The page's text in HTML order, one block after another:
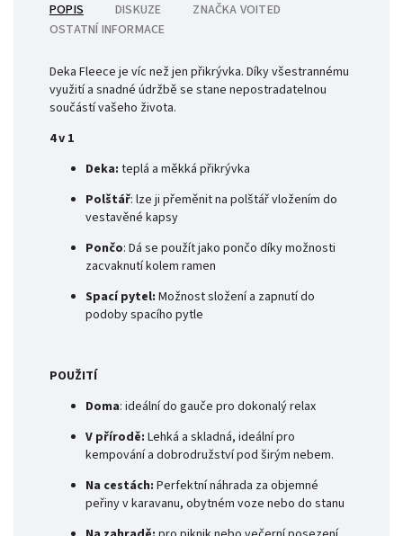
POPIS DISKUZE ZNAČKA VOITED
OSTATNÍ INFORMACE
Deka Fleece je víc než jen přikrývka. Díky všestrannému
využití a snadné údržbě se stane nepostradatelnou
součástí vašeho života.
4 v 1
Deka: teplá a měkká přikrývka
Polštář: lze ji přeměnit na polštář vložením do
vestavěné kapsy
Pončo: Dá se použít jako pončo díky možnosti
zacvaknutí kolem ramen
Spací pytel: Možnost složení a zapnutí do
podoby spacího pytle
POUŽITÍ
Doma: ideální do gauče pro dokonalý relax
V přírodě: Lehká a skladná, ideální pro
kempování a dobrodružství pod širým nebem.
Na cestách: Perfektní náhrada za objemné
peřiny v karavanu, obytném voze nebo do stanu